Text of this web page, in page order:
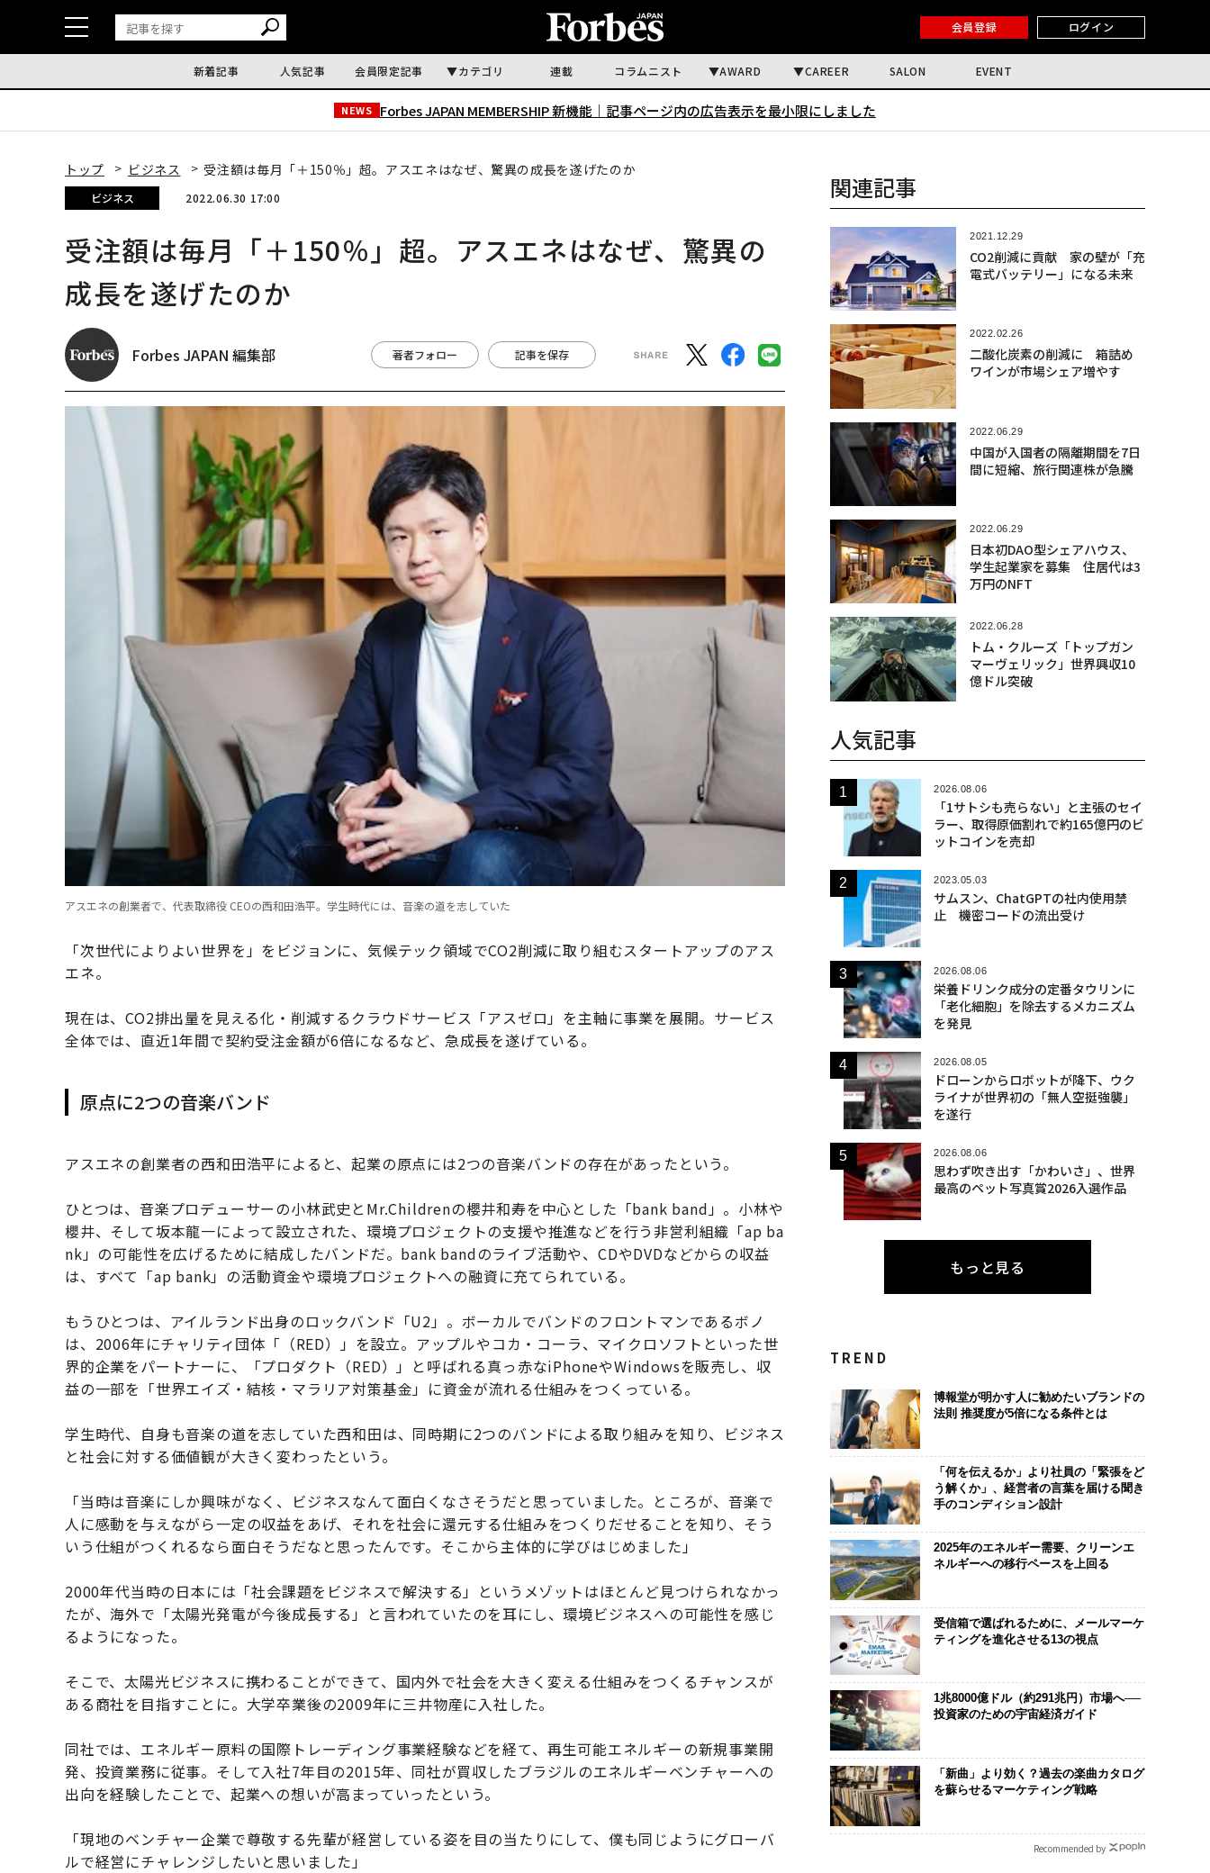
会員登録 ログイン
新着記事 人気記事 会員限定記事 カテゴリ 連載 コラムニスト AWARD CAREER SALON EVENT
NEWS Forbes JAPAN MEMBERSHIP 新機能｜ 記事ページ内の広告表示を最小限にしました
トップ ビジネス 受注額は毎月「＋150％」超。アスエネはなぜ、驚異の成長を遂げたのか
ビジネス 2022.06.30 17:00
受注額は毎月「＋150％」超。アスエネはなぜ、驚異の
成長を遂げたのか
Forbes JAPAN 編集部 著者フォロー 記事を保存
アスエネの創業者で、代表取締役 CEOの西和田浩平。学生時代には、音楽の道を志していた
「次世代によりよい世界を」をビジョンに、気候テック領域でCO2削減に取り組むスタートアップのアス
エネ。
現在は、CO2排出量を見える化・削減するクラウドサービス「アスゼロ」を主軸に事業を展開。サービス
全体では、直近1年間で契約受注金額が6倍になるなど、急成長を遂げている。
原点に2つの音楽バンド
アスエネの創業者の西和田浩平によると、起業の原点には2つの音楽バンドの存在があったという。
ひとつは、音楽プロデューサーの小林武史とMr.Childrenの櫻井和寿を中心とした「bank band」。小林や
櫻井、そして坂本龍一によって設立された、環境プロジェクトの支援や推進などを行う非営利組織「ap ba
nk」の可能性を広げるために結成したバンドだ。bank bandのライブ活動や、CDやDVDなどからの収益
は、すべて「ap bank」の活動資金や環境プロジェクトへの融資に充てられている。
もうひとつは、アイルランド出身のロックバンド「U2」。ボーカルでバンドのフロントマンであるボノ
は、2006年にチャリティ団体「（RED）」を設立。アップルやコカ・コーラ、マイクロソフトといった世
界的企業をパートナーに、「プロダクト（RED）」と呼ばれる真っ赤なiPhoneやWindowsを販売し、収
益の一部を「世界エイズ・結核・マラリア対策基金」に資金が流れる仕組みをつくっている。
学生時代、自身も音楽の道を志していた西和田は、同時期に2つのバンドによる取り組みを知り、ビジネス
と社会に対する価値観が大きく変わったという。
「当時は音楽にしか興味がなく、ビジネスなんて面白くなさそうだと思っていました。ところが、音楽で
人に感動を与えながら一定の収益をあげ、それを社会に還元する仕組みをつくりだせることを知り、そう
いう仕組がつくれるなら面白そうだなと思ったんです。そこから主体的に学びはじめました」
2000年代当時の日本には「社会課題をビジネスで解決する」というメゾットはほとんど見つけられなかっ
たが、海外で「太陽光発電が今後成長する」と言われていたのを耳にし、環境ビジネスへの可能性を感じ
るようになった。
そこで、太陽光ビジネスに携わることができて、国内外で社会を大きく変える仕組みをつくるチャンスが
ある商社を目指すことに。大学卒業後の2009年に三井物産に入社した。
同社では、エネルギー原料の国際トレーディング事業経験などを経て、再生可能エネルギーの新規事業開
発、投資業務に従事。そして入社7年目の2015年、同社が買収したブラジルのエネルギーベンチャーへの
出向を経験したことで、起業への想いが高まっていったという。
「現地のベンチャー企業で尊敬する先輩が経営している姿を目の当たりにして、僕も同じようにグローバ
ルで経営にチャレンジしたいと思いました」
関連記事
2021.12.29
CO2削減に貢献 家の壁が「充
電式バッテリー」になる未来
2022.02.26
二酸化炭素の削減に 箱詰め
ワインが市場シェア増やす
2022.06.29
中国が入国者の隔離期間を7日
間に短縮、旅行関連株が急騰
2022.06.29
日本初DAO型シェアハウス、
学生起業家を募集 住居代は3
万円のNFT
2022.06.28
トム・クルーズ「トップガン
マーヴェリック」世界興収10
億ドル突破
人気記事
2026.08.06
「1サトシも売らない」と主張のセイ
ラー、取得原価割れで約165億円のビ
ットコインを売却
2023.05.03
サムスン、ChatGPTの社内使用禁
止 機密コードの流出受け
2026.08.06
栄養ドリンク成分の定番タウリンに
「老化細胞」を除去するメカニズム
を発見
2026.08.05
ドローンからロボットが降下、ウク
ライナが世界初の「無人空挺強襲」
を遂行
2026.08.06
思わず吹き出す「かわいさ」、世界
最高のペット写真賞2026入選作品
もっと見る
TREND
博報堂が明かす人に勧めたいブランドの
法則 推奨度が5倍になる条件とは
「何を伝えるか」より社員の「緊張をど
う解くか」、経営者の言葉を届ける聞き
手のコンディション設計
2025年のエネルギー需要、クリーンエ
ネルギーへの移行ペースを上回る
受信箱で選ばれるために、メールマーケ
ティングを進化させる13の視点
1兆8000億ドル（約291兆円）市場へ──
投資家のための宇宙経済ガイド
「新曲」より効く？過去の楽曲カタログ
を蘇らせるマーケティング戦略
Recommended by